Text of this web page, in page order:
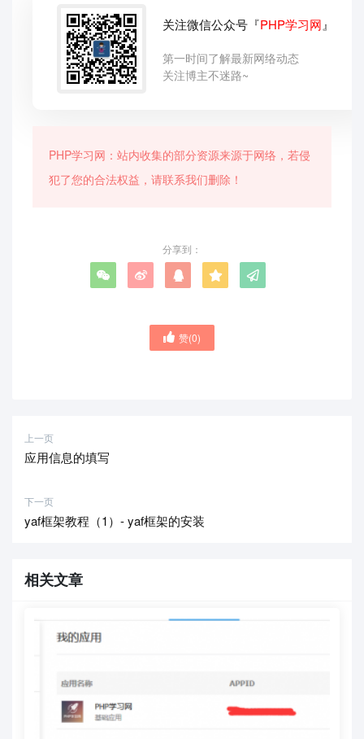
关注微信公众号『PHP学习网』
第一时间了解最新网络动态
关注博主不迷路~
PHP学习网：站内收集的部分资源来源于网络，若侵
犯了您的合法权益，请联系我们删除！
分享到：
赞(0)
上一页
应用信息的填写
下一页
yaf框架教程（1）- yaf框架的安装
相关文章